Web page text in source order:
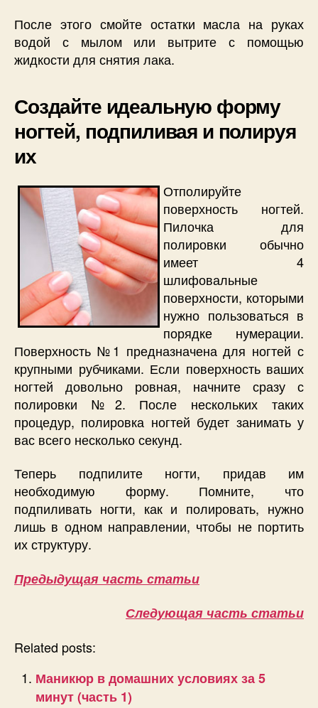
После этого смойте остатки масла на руках
водой с мылом или вытрите с помощью
жидкости для снятия лака.
Создайте идеальную форму
ногтей, подпиливая и полируя
их
Отполируйте
поверхность ногтей.
Пилочка для
полировки обычно
имеет 4
шлифовальные
поверхности, которыми
нужно пользоваться в
порядке нумерации.
Поверхность №1 предназначена для ногтей с
крупными рубчиками. Если поверхность ваших
ногтей довольно ровная, начните сразу с
полировки №2. После нескольких таких
процедур, полировка ногтей будет занимать у
вас всего несколько секунд.
Теперь подпилите ногти, придав им
необходимую форму. Помните, что
подпиливать ногти, как и полировать, нужно
лишь в одном направлении, чтобы не портить
их структуру.
Предыдущая часть статьи
Следующая часть статьи
Related posts:
Маникюр в домашних условиях за 5
минут (часть 1)